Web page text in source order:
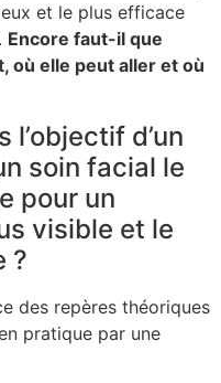
et le plus efficace
Encore faut-il que
où elle peut aller et où
d’un
soin facial le
pour un
visible et le
?
des repères théoriques
pratique par une